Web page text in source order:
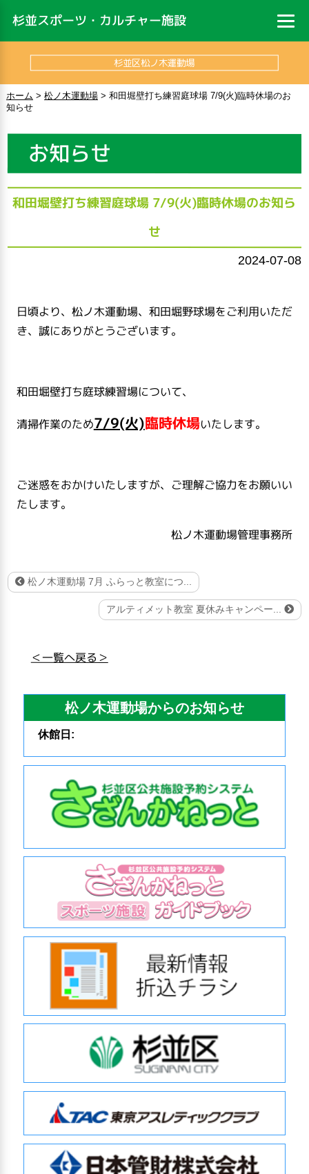
杉並スポーツ・カルチャー施設
杉並区松ノ木運動場
ホーム > 松ノ木運動場> 和田堀壁打ち練習庭球場 7/9(火)臨時休場のお
知らせ
お知らせ
和田堀壁打ち練習庭球場 7/9(火)臨時休場のお知ら
せ
2024-07-08
日頃より、松ノ木運動場、和田堀野球場をご利用いただ
き、誠にありがとうございます。
和田堀壁打ち庭球練習場について、
清掃作業のため7/9(火)臨時休場いたします。
ご迷惑をおかけいたしますが、ご理解ご協力をお願いい
たします。
松ノ木運動場管理事務所
松ノ木運動場 7月 ふらっと教室につ...
アルティメット教室 夏休みキャンペー...
＜一覧へ戻る＞
松ノ木運動場からのお知らせ
休館日: